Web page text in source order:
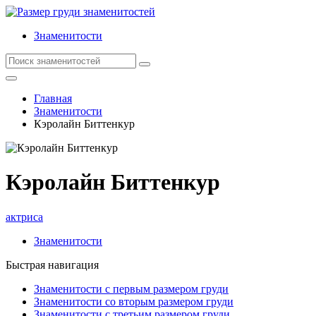
Знаменитости
Главная
Знаменитости
Кэролайн Биттенкур
Кэролайн Биттенкур
актриса
Знаменитости
Быстрая навигация
Знаменитости с первым размером груди
Знаменитости со вторым размером груди